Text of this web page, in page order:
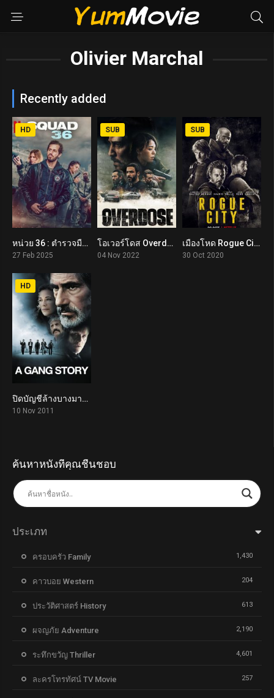
Olivier Marchal
Recently added
5.1
HD
หน่วย​ 36​ : ตำรวจมือพระกาฬ Squad 36 (2025)
27 Feb 2025
6.7
SUB
โอเวอร์โดส Overdose (2022)
04 Nov 2022
6.2
SUB
เมืองโหด Rogue City (2020)
30 Oct 2020
7.0
HD
ปิดบัญชีล้างบางมาเฟีย A Gang Story (2011)
10 Nov 2011
ค้นหาหนังที่คุณชื่นชอบ
ประเภท
ครอบครัว Family 1,430
คาวบอย Western 204
ประวัติศาสตร์ History 613
ผจญภัย Adventure 2,190
ระทึกขวัญ Thriller 4,601
ละครโทรทัศน์ TV Movie 257